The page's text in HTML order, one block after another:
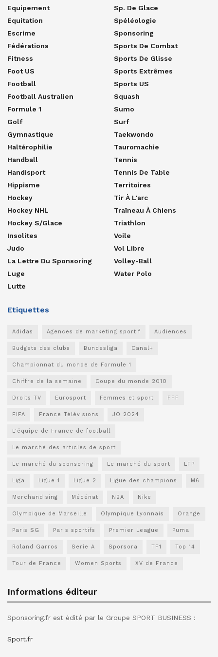
Equipement
Equitation
Escrime
Fédérations
Fitness
Foot US
Football
Football Australien
Formule 1
Golf
Gymnastique
Haltérophilie
Handball
Handisport
Hippisme
Hockey
Hockey NHL
Hockey S/glace
Insolites
Judo
La Lettre Du Sponsoring
Luge
Lutte
Sp. De Glace
Spéléologie
Sponsoring
Sports De Combat
Sports De Glisse
Sports Extrêmes
Sports US
Squash
Sumo
Surf
Taekwondo
Tauromachie
Tennis
Tennis De Table
Territoires
Tir À L'arc
Traîneau À Chiens
Triathlon
Voile
Vol Libre
Volley-Ball
Water Polo
Etiquettes
Adidas Agences de marketing sportif Audiences
Budgets des clubs Bundesliga Canal+
Championnat du monde de Formule 1
Chiffre de la semaine Coupe du monde 2010
Droits TV Eurosport Femmes et sport FFF
FIFA France Télévisions JO 2024
L'équipe de France de football
Le marché des articles de sport
Le marché du sponsoring Le marché du sport LFP
Liga Ligue 1 Ligue 2 Ligue des champions M6
Merchandising Mécénat NBA Nike
Olympique de Marseille Olympique Lyonnais Orange
Paris SG Paris sportifs Premier League Puma
Roland Garros Serie A Sporsora TF1 Top 14
Tour de France Women Sports XV de France
Informations éditeur
Sponsoring.fr est édité par le Groupe SPORT BUSINESS :
Sport.fr